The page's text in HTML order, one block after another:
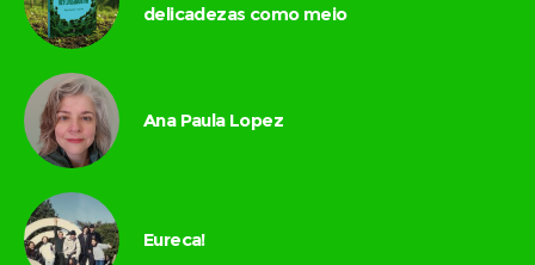
delicadezas como meio
Ana Paula Lopez
Eureca!